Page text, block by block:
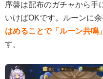
序盤は配布のガチャから手
いけばOKです。ルーンに
はめることで「ルーン共鳴」
す。